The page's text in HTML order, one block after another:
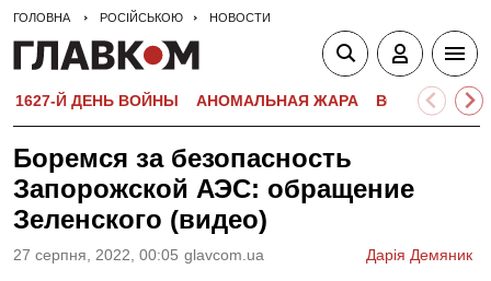
ГОЛОВНА РОСІЙСЬКОЮ НОВОСТИ
1627-Й ДЕНЬ ВОЙНЫ АНОМАЛЬНАЯ ЖАРА
Боремся за безопасность
Запорожской АЭС: обращение
Зеленского (видео)
27 серпня, 2022, 00:05 glavcom.ua Дарія Демяник